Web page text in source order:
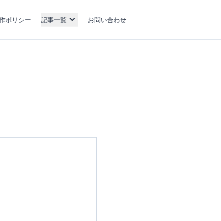
ポリシー 記事一覧 お問い合わせ